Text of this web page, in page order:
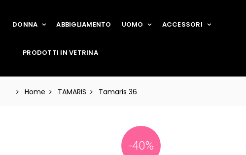
DONNA ABBIGLIAMENTO UOMO ACCESSORI
PRODOTTI IN VETRINA
Home TAMARIS Tamaris 36
-40%